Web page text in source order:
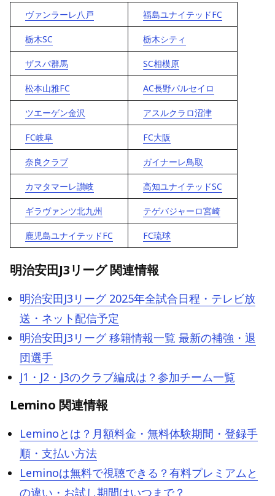
ヴァンラーレ八戸 福島ユナイテッドFC
栃木SC 栃木シティ
ザスパ群馬 SC相模原
松本山雅FC AC長野パルセイロ
ツエーゲン金沢 アスルクラロ沼津
FC岐阜 FC大阪
奈良クラブ ガイナーレ鳥取
カマタマーレ讃岐 高知ユナイテッドSC
ギラヴァンツ北九州 テゲバジャーロ宮崎
鹿児島ユナイテッドFC FC琉球
明治安田J3リーグ 関連情報
明治安田J3リーグ 2025年全試合日程・テレビ放
送・ネット配信予定
明治安田J3リーグ 移籍情報一覧 最新の補強・退
団選手
J1・J2・J3のクラブ編成は？参加チーム一覧
Lemino 関連情報
Leminoとは？月額料金・無料体験期間・登録手
順・支払い方法
Leminoは無料で視聴できる？有料プレミアムと
の違い・お試し期間はいつまで？